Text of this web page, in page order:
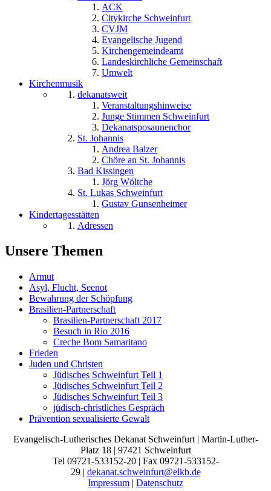
ACK
Citykirche Schweinfurt
CVJM
Evangelische Jugend
Kirchengemeindeamt
Landeskirchliche Gemeinschaft
Umwelt
Kirchenmusik
dekanatsweit
Veranstaltungshinweise
Junge Stimmen Schweinfurt
Dekanatsposaunenchor
St. Johannis
Andrea Balzer
Chöre an St. Johannis
Bad Kissingen
Jörg Wöltche
St. Lukas Schweinfurt
Gustav Gunsenheimer
Kindertagesstätten
Adressen
Unsere Themen
Armut
Asyl, Flucht, Seenot
Bewahrung der Schöpfung
Brasilien-Partnerschaft
Brasilien-Partnerschaft 2017
Besuch in Rio 2016
Creche Bom Samaritano
Frieden
Juden und Christen
Jüdisches Schweinfurt Teil 1
Jüdisches Schweinfurt Teil 2
Jüdisches Schweinfurt Teil 3
jüdisch-christliches Gespräch
Prävention sexualisierte Gewalt
Evangelisch-Lutherisches Dekanat Schweinfurt | Martin-Luther-
Platz 18 | 97421 Schweinfurt
Tel 09721-533152-20 | Fax 09721-533152-
29 | dekanat.schweinfurt@elkb.de
Impressum | Datenschutz